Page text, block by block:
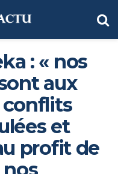
: « nos
aux
conflits
et
profit de